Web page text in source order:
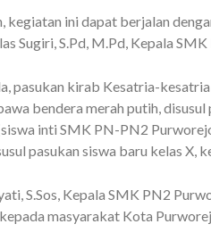
kegiatan ini dapat berjalan
Sugiri, S.Pd, M.Pd, Kepala
pasukan kirab Kesatria-
bendera merah putih,
inti SMK PN-PN2
pasukan siswa baru kelas X,
S.Sos, Kepala SMK PN2
masyarakat Kota